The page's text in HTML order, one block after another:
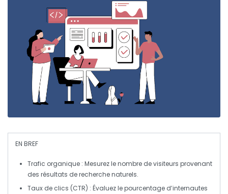
EN BREF
Trafic organique : Mesurez le nombre de visiteurs provenant
des résultats de recherche naturels.
Taux de clics (CTR) : Évaluez le pourcentage d’internautes